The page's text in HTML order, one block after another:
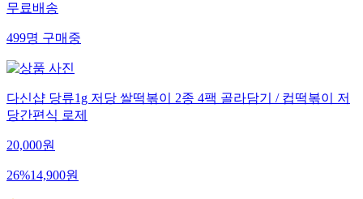
무료배송
499명 구매중
다신샵 당류1g 저당 쌀떡볶이 2종 4팩 골라담기 / 컵떡볶이 저
당간편식 로제
20,000원
26%14,900원